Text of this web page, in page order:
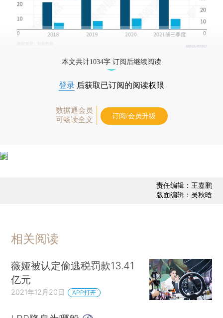
本文共计1034字 订阅后继续阅读
登录 后获取已订阅的阅读权限
数据通会员
可畅读全文
订阅/会员升级
责任编辑：王嘉鹏
版面编辑：吴秋晗
相关阅读
薇娅被认定偷逃税罚款13.41
亿元
2021年12月20日 APP打开